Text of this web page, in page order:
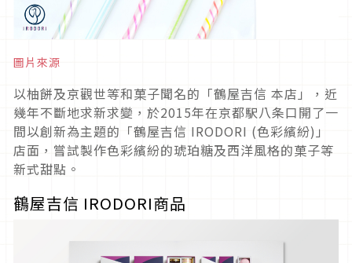
圖片來源
以柚餅及京觀世等和菓子聞名的「鶴屋吉信 本店」，近
幾年不斷地求新求變，於2015年在京都駅八条口開了一
間以創新為主題的「鶴屋吉信 IRODORI (色彩繽紛)」
店面，嘗試製作色彩繽紛的琥珀糖及西洋風格的菓子等
新式甜點。
鶴屋吉信 IRODORI商品